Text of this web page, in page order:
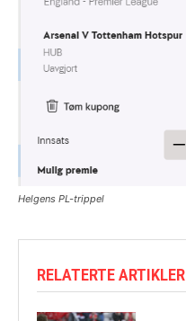
Helgens PL-trippel
RELATERTE ARTIKLER